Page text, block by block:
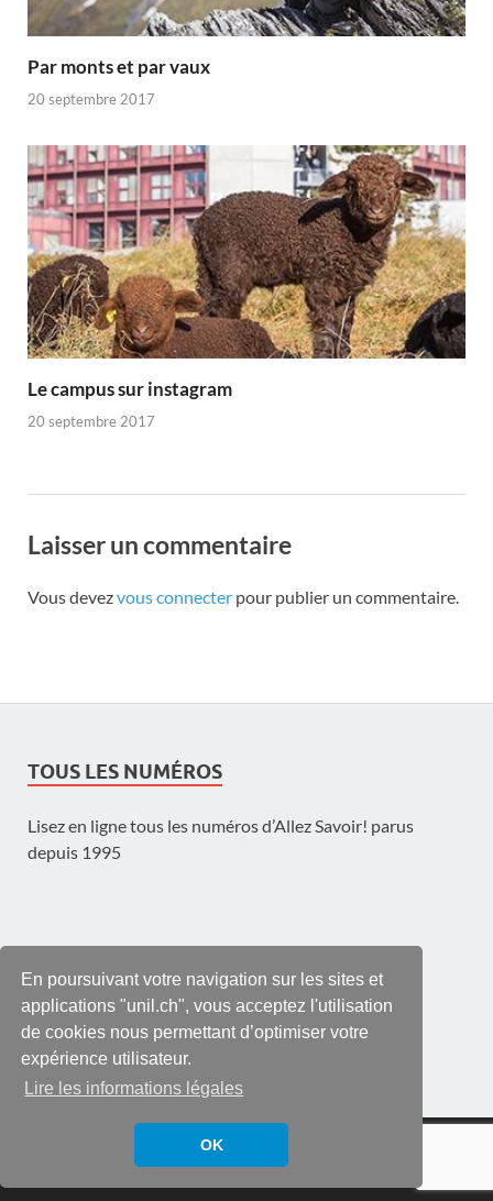
En poursuivant votre navigation sur les sites et
applications "unil.ch", vous acceptez l'utilisation
de cookies nous permettant d’optimiser votre
expérience utilisateur.
Lire les informations légales
OK
Par monts et par vaux
20 septembre 2017
Le campus sur instagram
20 septembre 2017
Laisser un commentaire
Vous devezvous connecter pour publier un commentaire.
TOUS LES NUMÉROS
Lisez en ligne tous les numéros d’Allez Savoir! parus
depuis 1995
© UNIL | Université de Lausanne